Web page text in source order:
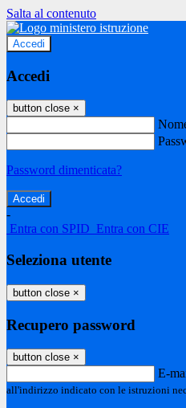
Salta al contenuto
Accedi
Accedi
button close ×
Password dimenticata?
-
Entra con SPID Entra con CIE
Seleziona utente
button close ×
Recupero password
button close ×
E-
all'indirizzo indicato con le istruzioni